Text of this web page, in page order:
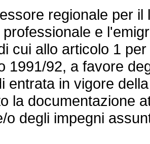
regionale per il
e
cui allo articolo 1
1991/92, a favore
entrata in vigore
la documentazione
o degli impegni